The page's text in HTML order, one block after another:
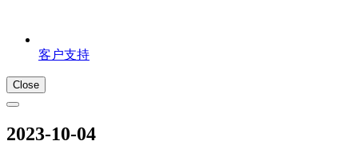
客户支持
Close
2023-10-04